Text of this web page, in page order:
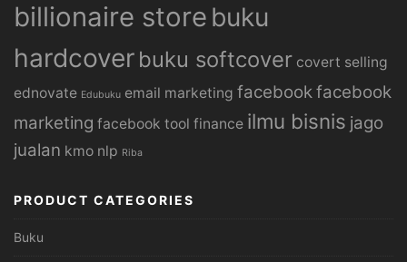
billionaire store buku
hardcover buku softcover covert selling
ednovate Edubuku email marketing facebookfacebook
marketing facebook tool finance ilmu bisnis jago
jualan kmo nlp Riba
PRODUCT CATEGORIES
Buku